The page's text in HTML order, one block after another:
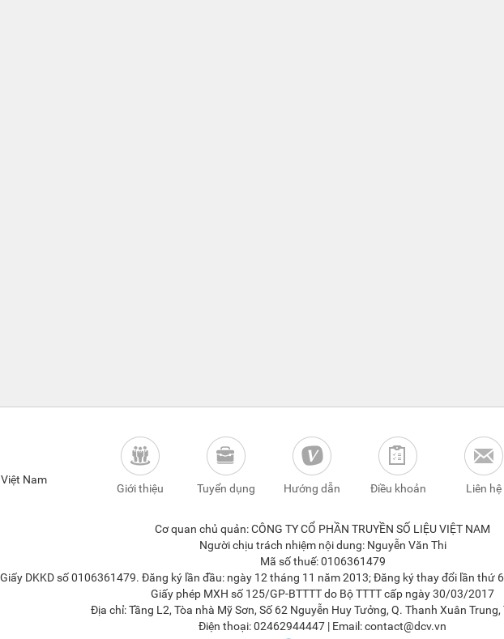
Nam
Giới thiệu Tuyển dụng Hướng dẫn Điều khoản Liên hệ
Cơ quan chủ quản: CÔNG TY CỔ PHẦN TRUYỀN SỐ LIỆU VIỆT NAM
Người chịu trách nhiệm nội dung: Nguyễn Văn Thi
Mã số thuế: 0106361479
Giấy DKKD số 0106361479. Đăng ký lần đầu: ngày 12 tháng 11 năm 2013; Đăng ký thay đổi lần thứ
Giấy phép MXH số 125/GP-BTTTT do Bộ TTTT cấp ngày 30/03/2017
Địa chỉ: Tầng L2, Tòa nhà Mỹ Sơn, Số 62 Nguyễn Huy Tưởng, Q. Thanh Xuân Trung,
Điện thoại: 02462944447 | Email: contact@dcv.vn